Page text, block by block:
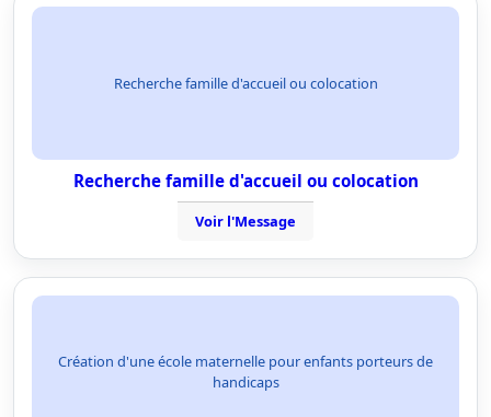
Recherche famille d'accueil ou colocation
Recherche famille d'accueil ou colocation
Voir l'Message
Création d'une école maternelle pour enfants porteurs de
handicaps